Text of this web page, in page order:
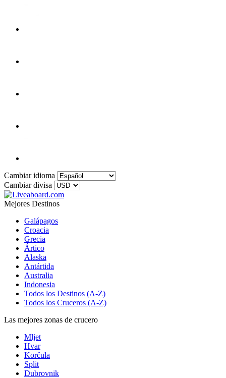
Cambiar idioma
Cambiar divisa
Mejores Destinos
Galápagos
Croacia
Grecia
Ártico
Alaska
Antártida
Australia
Indonesia
Todos los Destinos (A-Z)
Todos los Cruceros (A-Z)
Las mejores zonas de crucero
Mljet
Hvar
Korčula
Split
Dubrovnik